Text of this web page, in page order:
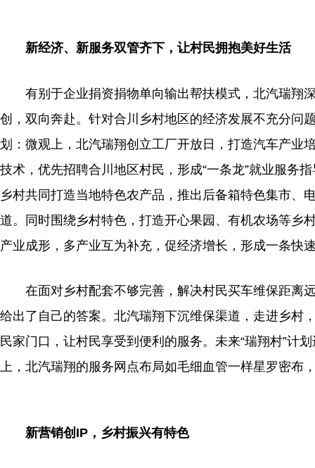
新经济、新服务双管齐下，让村民拥抱美好生活
有别于企业捐资捐物单向输出帮扶模式，北汽瑞翔
创，双向奔赴。针对合川乡村地区的经济发展不充分问
划： 微观上，北汽瑞翔创立工厂开放日，打造汽车产业
技术，优先招聘合川地区村民，形成“一条龙”就业服务
乡村共同打造当地特色农产品，推出后备箱特色集市、
道。同时围绕乡村特色，打造开心果园、有机农场等乡
产业成形，多产业互为补充，促经济增长，形成一条快
在面对乡村配套不够完善，解决村民买车维保距离
给出了自己的答案。北汽瑞翔下沉维保渠道，走进乡村
民家门口，让村民享受到便利的服务。未来“瑞翔村”计
上，北汽瑞翔的服务网点布局如毛细血管一样星罗密布
新营销创IP，乡村振兴有特色